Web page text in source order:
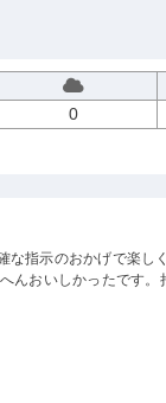
0
な指示のおかげで楽し
んおいしかったです。